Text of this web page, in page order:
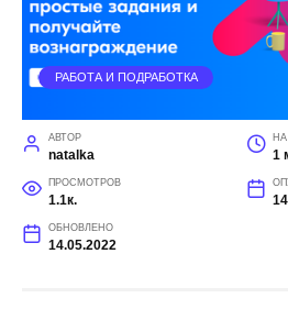
РАБОТА И ПОДРАБОТКА
АВТОР
natalka 1
ПРОСМОТРОВ
1.1к.
ОБНОВЛЕНО
14.05.2022